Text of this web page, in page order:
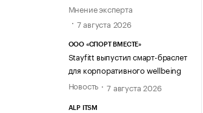
Мнение эксперта
7 августа 2026
ООО «СПОРТ ВМЕСТЕ»
Stayfitt выпустил смарт-браслет
для корпоративного wellbeing
Новость
7 августа 2026
ALP ITSM